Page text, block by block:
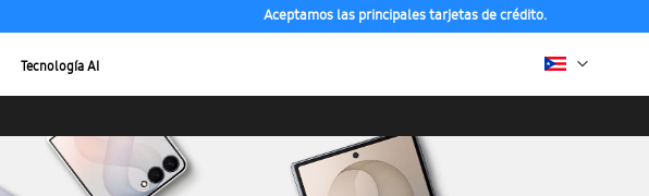
Aceptamos las principales tarjetas de crédito.
Tecnología AI